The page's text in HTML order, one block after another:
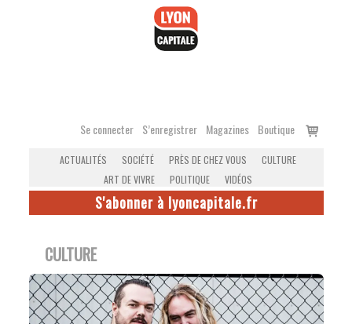
Se connecter S’enregistrer Magazines Boutique
Voir
ACTUALITÉS SOCIÉTÉ PRÈS DE CHEZ VOUS
CULTURE
ART DE VIVRE
POLITIQUE VIDÉOS
S'abonner à lyoncapitale.fr
CULTURE